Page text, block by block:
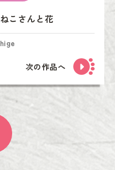
ねこさんと花
hige
次の作品へ